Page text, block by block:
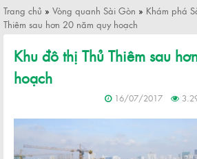
Trang chủ » Vòng quanh Sài Gòn » Khám phá
Thiêm sau hơn 20 năm quy hoạch
Khu đô thị Thủ Thiêm sau
hoạch
16/07/2017